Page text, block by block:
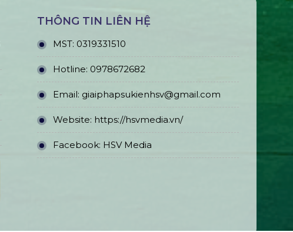
THÔNG TIN LIÊN HỆ
MST: 0319331510
Hotline: 0978672682
Email: giaiphapsukienhsv@gmail.com
Website: https://hsvmedia.vn/
Facebook: HSV Media